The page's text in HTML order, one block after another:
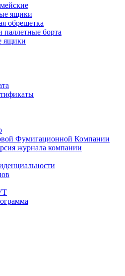
ящики
обрешетка
паллетные борта
ящики
Фумигационной Компании
журнала компании